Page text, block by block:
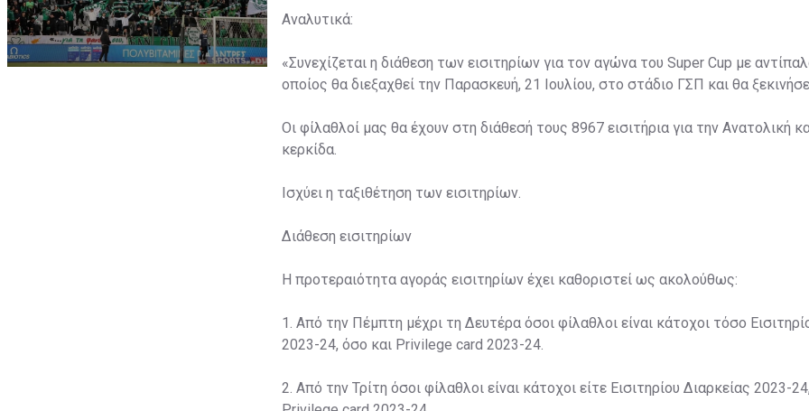
Αναλυτικά:
«Συνεχίζεται η διάθεση των εισιτηρίων για τον αγώνα του Super Cup με
οποίος θα διεξαχθεί την Παρασκευή, 21 Ιουλίου, στο στάδιο ΓΣΠ και θα
Οι φίλαθλοί μας θα έχουν στη διάθεσή τους 8967 εισιτήρια για την Ανατολική
κερκίδα.
Ισχύει η ταξιθέτηση των εισιτηρίων.
Διάθεση εισιτηρίων
Η προτεραιότητα αγοράς εισιτηρίων έχει καθοριστεί ως ακολούθως:
1. Από την Πέμπτη μέχρι τη Δευτέρα όσοι φίλαθλοι είναι κάτοχοι τόσο
2023-24, όσο και Privilege card 2023-24.
2. Από την Τρίτη όσοι φίλαθλοι είναι κάτοχοι είτε Εισιτηρίου Διαρκείας 2023-